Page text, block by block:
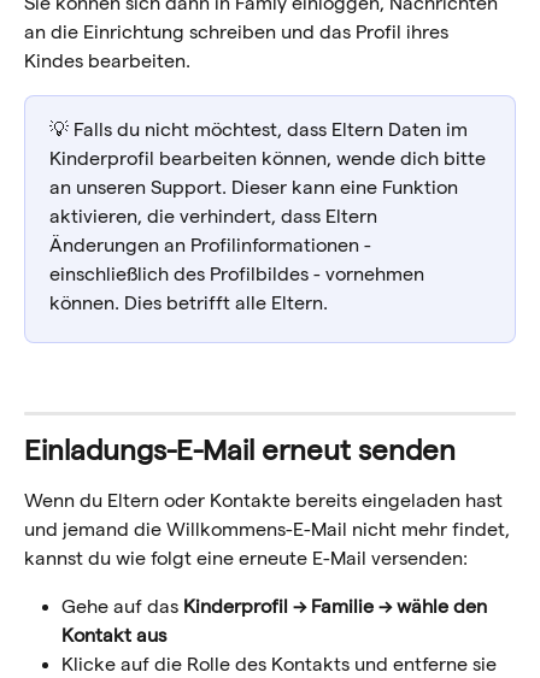
an die Einrichtung schreiben und das Profil ihres
Kindes bearbeiten.
💡 Falls du nicht möchtest, dass Eltern Daten im
Kinderprofil bearbeiten können, wende dich bitte
an unseren Support. Dieser kann eine Funktion
aktivieren, die verhindert, dass Eltern
Änderungen an Profilinformationen -
einschließlich des Profilbildes - vornehmen
können. Dies betrifft alle Eltern.
Einladungs-E-Mail erneut senden
Wenn du Eltern oder Kontakte bereits eingeladen hast
und jemand die Willkommens-E-Mail nicht mehr findet,
kannst du wie folgt eine erneute E-Mail versenden:
Gehe auf das Kinderprofil → Familie → wähle den
Kontakt aus
Klicke auf die Rolle des Kontakts und entferne sie